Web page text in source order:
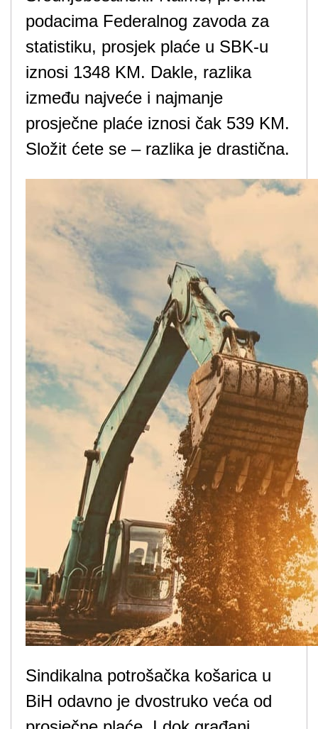
podacima Federalnog zavoda za
statistiku, prosjek plaće u SBK-u
iznosi 1348 KM. Dakle, razlika
između najveće i najmanje
prosječne plaće iznosi čak 539 KM.
Složit ćete se – razlika je drastična.
Sindikalna potrošačka košarica u
BiH odavno je dvostruko veća od